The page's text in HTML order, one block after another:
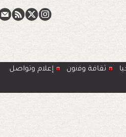
ﺛﻘﺎﻓﺔ وﻓﻧون
إعلام وتواصل